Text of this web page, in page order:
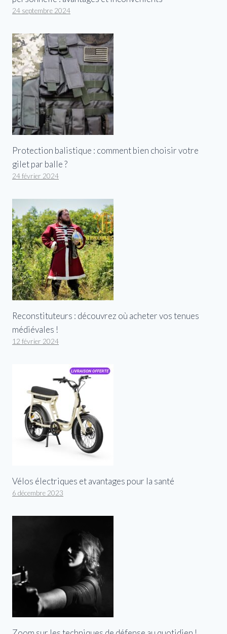
24 septembre 2024
Protection balistique : comment bien choisir votre
gilet par balle ?
24 février 2024
Reconstituteurs : découvrez où acheter vos tenues
médiévales !
12 février 2024
Vélos électriques et avantages pour la santé
6 décembre 2023